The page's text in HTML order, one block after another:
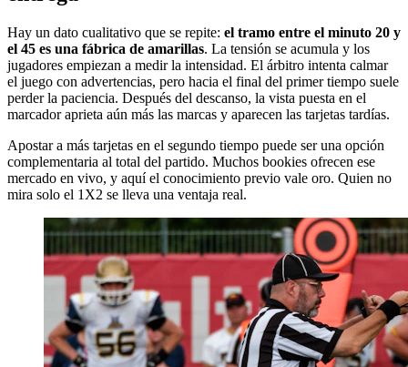
Hay un dato cualitativo que se repite: el tramo entre el minuto 20 y
el 45 es una fábrica de amarillas. La tensión se acumula y los
jugadores empiezan a medir la intensidad. El árbitro intenta calmar
el juego con advertencias, pero hacia el final del primer tiempo suele
perder la paciencia. Después del descanso, la vista puesta en el
marcador aprieta aún más las marcas y aparecen las tarjetas tardías.
Apostar a más tarjetas en el segundo tiempo puede ser una opción
complementaria al total del partido. Muchos bookies ofrecen ese
mercado en vivo, y aquí el conocimiento previo vale oro. Quien no
mira solo el 1X2 se lleva una ventaja real.